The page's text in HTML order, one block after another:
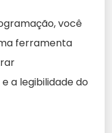
você
ferramenta
a legibilidade do